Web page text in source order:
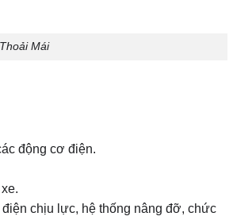
Mái
động cơ điện.
chịu lực, hệ thống nâng đỡ, chức